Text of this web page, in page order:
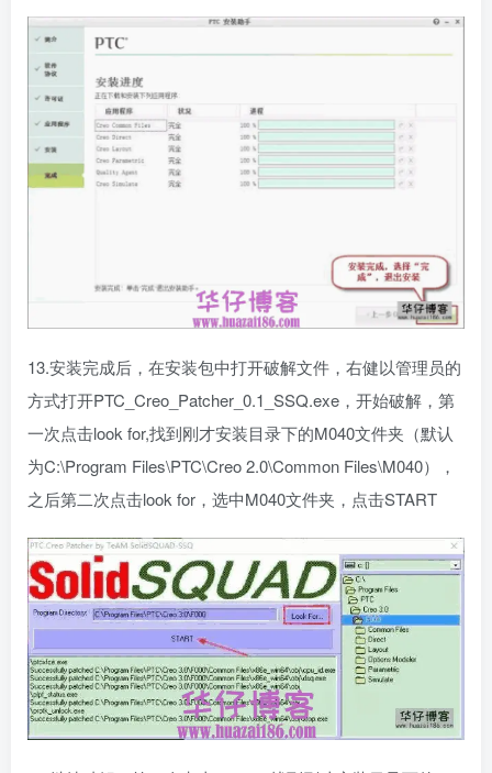
13.安装完成后，在安装包中打开破解文件，右健以管理员的
方式打开PTC_Creo_Patcher_0.1_SSQ.exe，开始破解，第
一次点击look for,找到刚才安装目录下的M040文件夹（默认
为C:\Program Files\PTC\Creo 2.0\Common Files\M040），
之后第二次点击look for，选中M040文件夹，点击START